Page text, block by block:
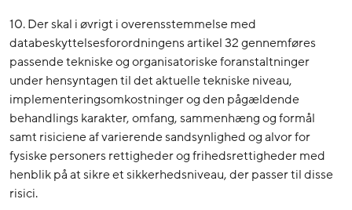
10. Der skal i øvrigt i overensstemmelse med
databeskyttelsesforordningens artikel 32 gennemføres
passende tekniske og organisatoriske foranstaltninger
under hensyntagen til det aktuelle tekniske niveau,
implementeringsomkostninger og den pågældende
behandlings karakter, omfang, sammenhæng og formål
samt risiciene af varierende sandsynlighed og alvor for
fysiske personers rettigheder og frihedsrettigheder med
henblik på at sikre et sikkerhedsniveau, der passer til disse
risici.